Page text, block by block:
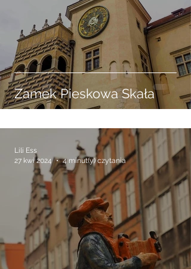
Zamek Pieskowa Skała
Lili Ess
27 kwi 2024
4 minut(y) czytania